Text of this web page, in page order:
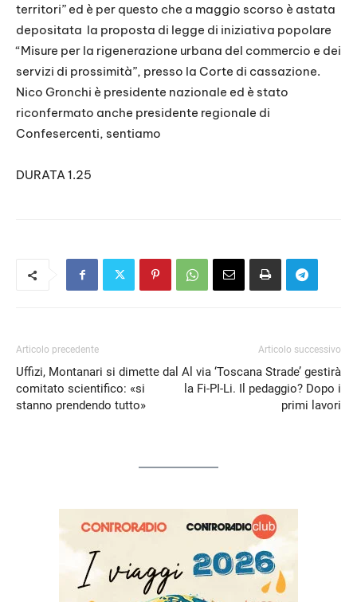
territori” ed è per questo che a maggio scorso è astata
depositata la proposta di legge di iniziativa popolare
“Misure per la rigenerazione urbana del commercio e dei
servizi di prossimità”, presso la Corte di cassazione.
Nico Gronchi è presidente nazionale ed è stato
riconfermato anche presidente regionale di
Confesercenti, sentiamo
DURATA 1.25
Articolo precedente
Uffizi, Montanari si dimette dal
comitato scientifico: «si
stanno prendendo tutto»
Articolo successivo
Al via ‘Toscana Strade’ gestirà
la Fi-PI-Li. Il pedaggio? Dopo i
primi lavori